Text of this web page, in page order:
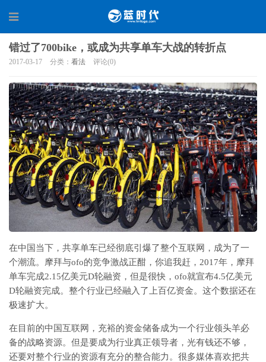
错过了700bike，或成为共享单车大战的转折点
2017-03-17 分类： 看法 评论(0)
在中国当下，共享单车已经彻底引爆了整个互联网，成为了一
个潮流。摩拜与ofo的竞争激战正酣，你追我赶，2017年，摩拜
单车完成2.15亿美元D轮融资，但是很快，ofo就宣布4.5亿美元
D轮融资完成。整个行业已经融入了上百亿资金。这个数据还在
极速扩大。
在目前的中国互联网，充裕的资金储备成为一个行业领头羊必
备的战略资源。但是要成为行业真正领导者，光有钱还不够，
还要对整个行业的资源有充分的整合能力。很多媒体喜欢把共